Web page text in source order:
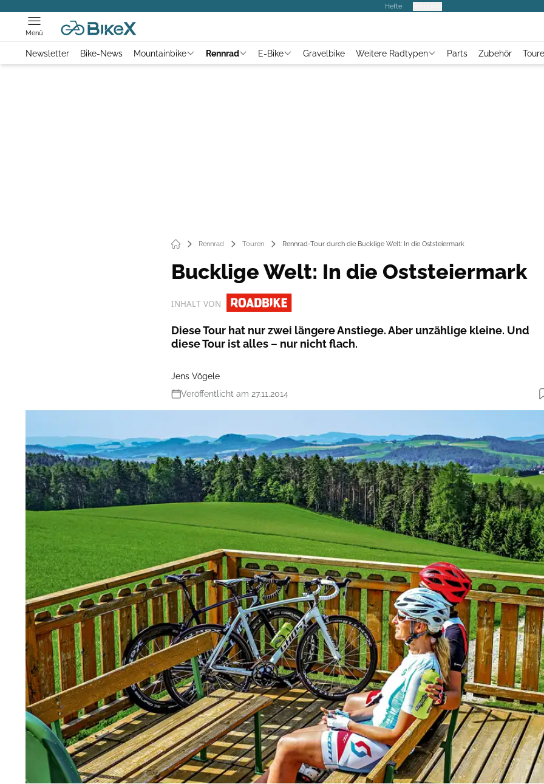
Hefte
Menü
Newsletter Bike-News Mountainbike Rennrad E-Bike Gravelbike Weitere Radtypen Parts Zubehör
Rennrad Touren Rennrad-Tour durch die Bucklige Welt: In die Oststeiermark
Bucklige Welt: In die Oststeiermark
INHALT VON
Diese Tour hat nur zwei längere Anstiege. Aber unzählige kleine. Und
diese Tour ist alles – nur nicht flach.
Jens Vögele
Veröffentlicht am 27.11.2014